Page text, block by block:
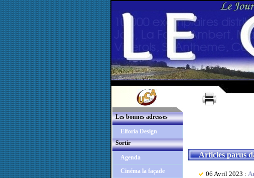
Les bonnes adresses
Elforia Design
Sortir
Agenda
Cinéma la façade
Articles parus
06 Avril 2023 :